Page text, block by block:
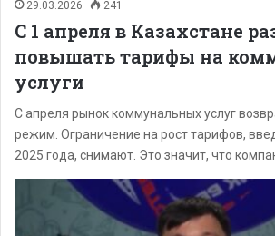
29.03.2026 241
С 1 апреля в Казахстане
повышать тарифы на
услуги
С апреля рынок коммунальных услуг
режим. Ограничение на рост тарифов,
2025 года, снимают. Это значит, что